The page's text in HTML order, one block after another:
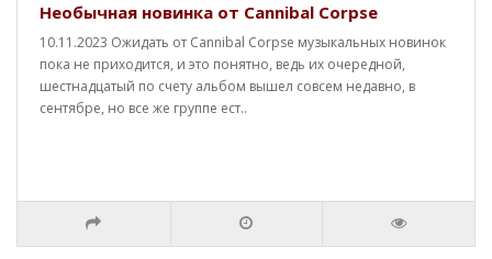
Необычная новинка от Cannibal Corpse
10.11.2023 Ожидать от Cannibal Corpse музыкальных новинок
пока не приходится, и это понятно, ведь их очередной,
шестнадцатый по счету альбом вышел совсем недавно, в
сентябре, но все же группе ест..